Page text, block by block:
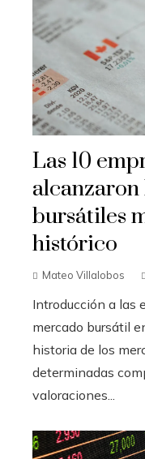
Las 10
alcanzaron
bursátiles
histórico
Mateo Villalobos
Introducción a las
mercado bursátil
historia de los
determinadas
valoraciones...